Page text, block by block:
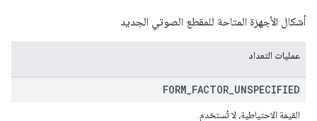
أشكال الأجهزة المتاحة للمقطع الصوتي الجديد
عمليات التعداد
FORM FACTOR UNSPECIFIED
القيمة الاحتياطية، لا تُستخدم.